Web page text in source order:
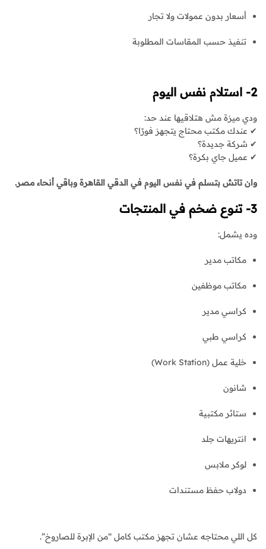
أسعار بدون عمولات ولا تجار
تنفيذ حسب المقاسات المطلوبة
2- استلام نفس اليوم
ودي ميزة مش هتلاقيها عند حد:
✔ عندك مكتب محتاج يتجهز فورًا؟
✔ شركة جديدة؟
✔ عميل جاي بكرة؟
وان تاتش بتسلم في نفس اليوم في الدقي القاهرة وباقي أنحاء مصر.
3- تنوع ضخم في المنتجات
وده يشمل:
مكاتب مدير
مكاتب موظفين
كراسي مدير
كراسي طبي
خلية عمل (Work Station)
شانون
ستائر مكتبية
انتريهات جلد
لوكر ملابس
دولاب حفظ مستندات
كل اللي محتاجه عشان تجهز مكتب كامل “من الإبرة للصاروخ”.